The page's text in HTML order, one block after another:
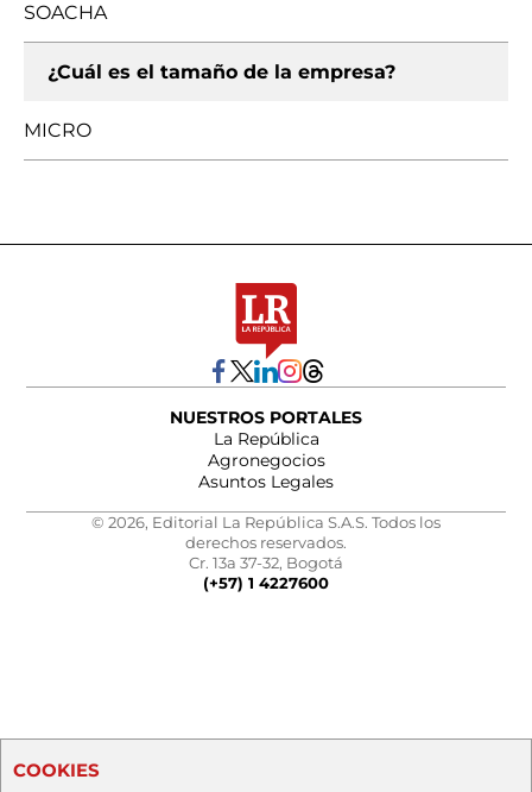
SOACHA
¿Cuál es el tamaño de la empresa?
MICRO
NUESTROS PORTALES
La República
Agronegocios
Asuntos Legales
© 2026, Editorial La República S.A.S. Todos los
derechos reservados.
Cr. 13a 37-32, Bogotá
(+57) 1 4227600
COOKIES